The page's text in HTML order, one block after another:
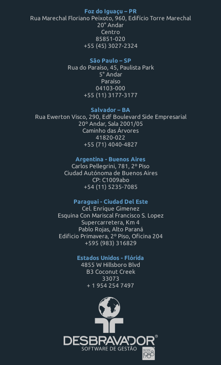
Foz do Iguaçu – PR
Rua Marechal Floriano Peixoto, 960, Edifício Torre Marechal
20° Andar
Centro
85851-020
+55 (45) 3027-2324
São Paulo – SP
Rua do Paraíso, 45, Paulista Park
5° Andar
Paraíso
04103-000
+55 (11) 3177-3177
Salvador – BA
Rua Ewerton Visco, 290, Edf Boulevard Side Empresarial
20º Andar, Sala 2001/05
Caminho das Árvores
41820-022
+55 (71) 4040-4827
Argentina - Buenos Aires
Carlos Pellegrini, 781, 2º Piso
Ciudad Autónoma de Buenos Aires
CP: C1009abo
+54 (11) 5235-7085
Paraguai - Ciudad Del Este
Cel. Enrique Gimenez
Esquina Con Mariscal Francisco S. Lopez
Supercarretera, Km 4
Pablo Rojas, Alto Paraná
Edificio Primavera, 2º Piso, Oficina 204
+595 (983) 316829
Estados Unidos - Flórida
4855 W Hillsboro Blvd
B3 Coconut Creek
33073
+ 1 954 254 7497